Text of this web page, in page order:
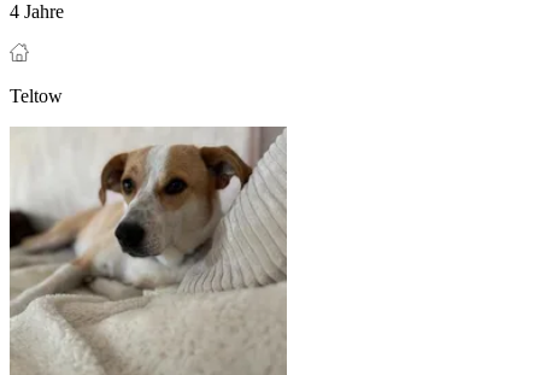
4 Jahre
Teltow